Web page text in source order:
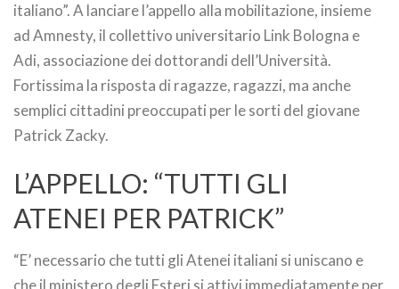
italiano”. A lanciare l’appello alla mobilitazione, insieme
ad Amnesty, il collettivo universitario Link Bologna e
Adi, associazione dei dottorandi dell’Università.
Fortissima la risposta di ragazze, ragazzi, ma anche
semplici cittadini preoccupati per le sorti del giovane
Patrick Zacky.
L’APPELLO: “TUTTI GLI
ATENEI PER PATRICK”
“E’ necessario che tutti gli Atenei italiani si uniscano e
che il ministero degli Esteri si attivi immediatamente per